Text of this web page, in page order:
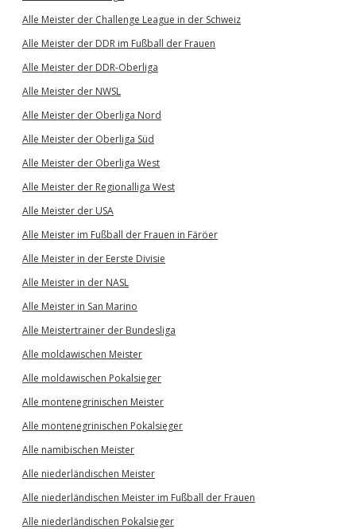
Alle Meister der Challenge League in der Schweiz
Alle Meister der DDR im Fußball der Frauen
Alle Meister der DDR-Oberliga
Alle Meister der NWSL
Alle Meister der Oberliga Nord
Alle Meister der Oberliga Süd
Alle Meister der Oberliga West
Alle Meister der Regionalliga West
Alle Meister der USA
Alle Meister im Fußball der Frauen in Färöer
Alle Meister in der Eerste Divisie
Alle Meister in der NASL
Alle Meister in San Marino
Alle Meistertrainer der Bundesliga
Alle moldawischen Meister
Alle moldawischen Pokalsieger
Alle montenegrinischen Meister
Alle montenegrinischen Pokalsieger
Alle namibischen Meister
Alle niederländischen Meister
Alle niederländischen Meister im Fußball der Frauen
Alle niederländischen Pokalsieger